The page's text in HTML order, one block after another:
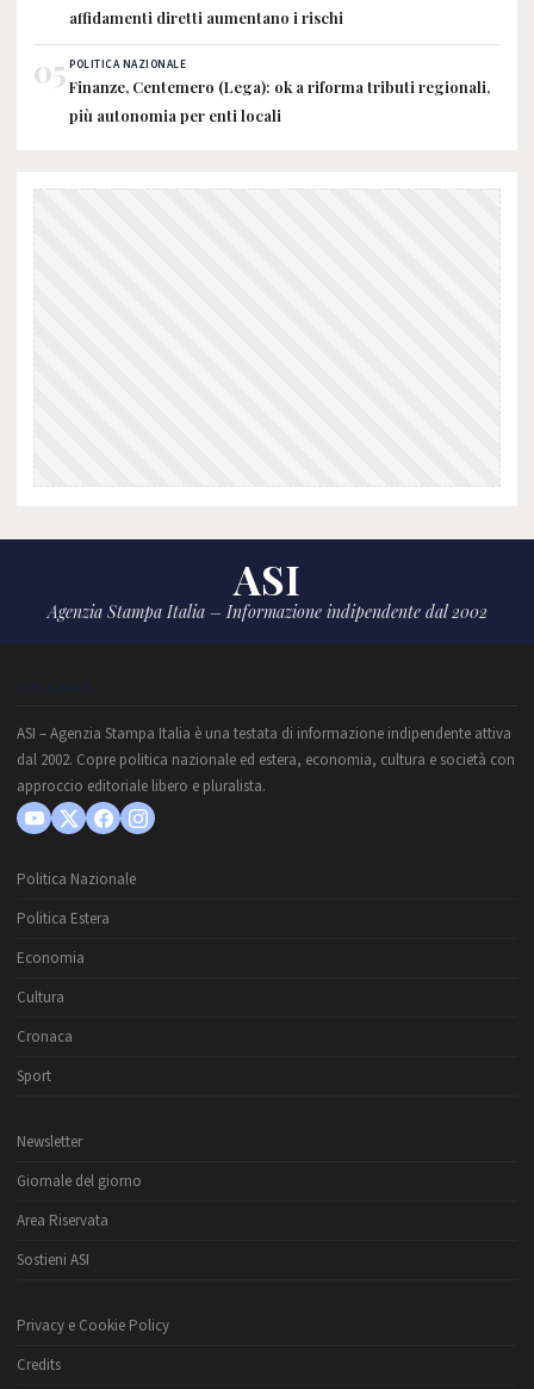
affidamenti diretti aumentano i rischi
05 POLITICA NAZIONALE
Finanze, Centemero (Lega): ok a riforma tributi regionali,
più autonomia per enti locali
ASI
Agenzia Stampa Italia – Informazione indipendente dal 2002
CHI SIAMO
ASI – Agenzia Stampa Italia è una testata di informazione indipendente attiva
dal 2002. Copre politica nazionale ed estera, economia, cultura e società con
approccio editoriale libero e pluralista.
Politica Nazionale
Politica Estera
Economia
Cultura
Cronaca
Sport
Newsletter
Giornale del giorno
Area Riservata
Sostieni ASI
Privacy e Cookie Policy
Credits